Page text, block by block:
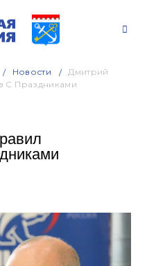
Новости
Дмитрий
С Праздниками